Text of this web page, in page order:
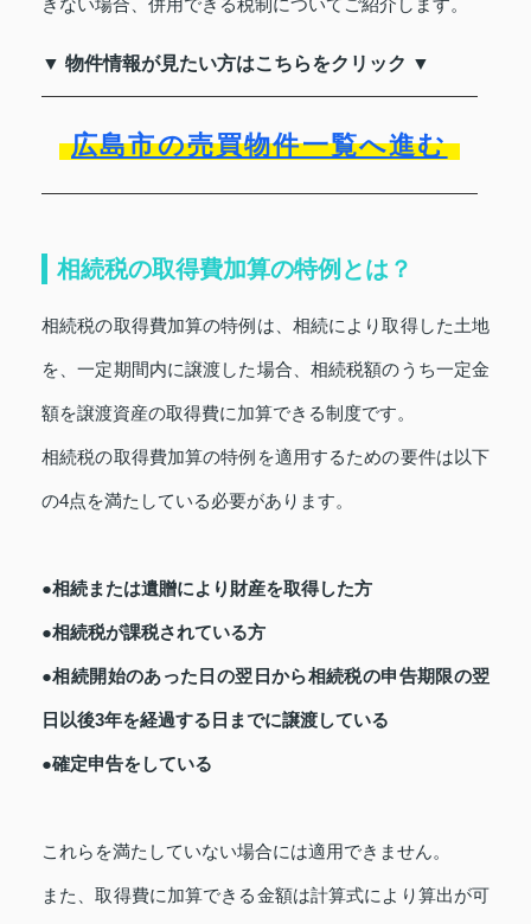
▼ 物件情報が見たい方はこちらをクリック ▼
広島市の売買物件一覧へ進む
相続税の取得費加算の特例とは？
相続税の取得費加算の特例は、相続により取得した土地
を、一定期間内に譲渡した場合、相続税額のうち一定金
額を譲渡資産の取得費に加算できる制度です。
相続税の取得費加算の特例を適用するための要件は以下
の4点を満たしている必要があります。
●相続または遺贈により財産を取得した方
●相続税が課税されている方
●相続開始のあった日の翌日から相続税の申告期限の翌
日以後3年を経過する日までに譲渡している
●確定申告をしている
これらを満たしていない場合には適用できません。
また、取得費に加算できる金額は計算式により算出が可